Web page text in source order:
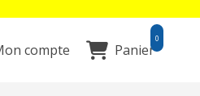
compte Panier
0